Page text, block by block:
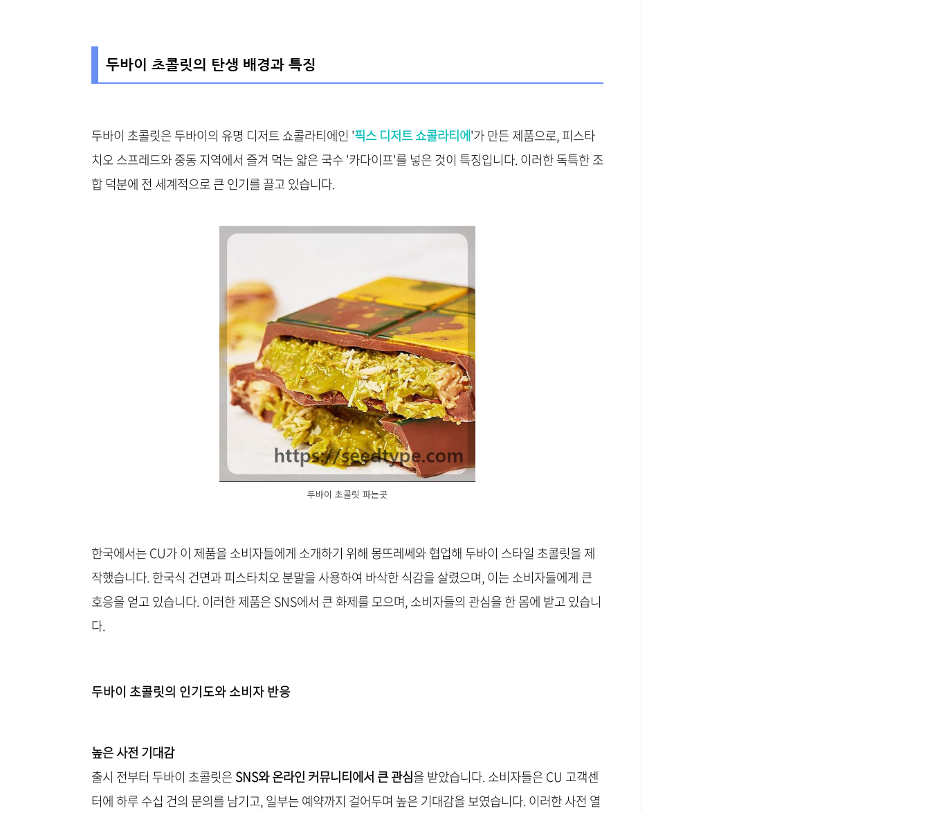
두바이 초콜릿의 탄생 배경과 특징
두바이 초콜릿은 두바이의 유명 디저트 쇼콜라티에인 '픽스 디저트 쇼콜라티에'가 만든 제품으로, 피스타
치오 스프레드와 중동 지역에서 즐겨 먹는 얇은 국수 '카다이프'를 넣은 것이 특징입니다. 이러한 독특한 조
합 덕분에 전 세계적으로 큰 인기를 끌고 있습니다.
두바이 초콜릿 파는곳
한국에서는 CU가 이 제품을 소비자들에게 소개하기 위해 몽뜨레쎄와 협업해 두바이 스타일 초콜릿을 제
작했습니다. 한국식 건면과 피스타치오 분말을 사용하여 바삭한 식감을 살렸으며, 이는 소비자들에게 큰
호응을 얻고 있습니다. 이러한 제품은 SNS에서 큰 화제를 모으며, 소비자들의 관심을 한 몸에 받고 있습니
다.
두바이 초콜릿의 인기도와 소비자 반응
높은 사전 기대감
출시 전부터 두바이 초콜릿은SNS와 온라인 커뮤니티에서 큰 관심을 받았습니다. 소비자들은 CU 고객센
터에 하루 수십 건의 문의를 남기고, 일부는 예약까지 걸어두며 높은 기대감을 보였습니다. 이러한 사전 열